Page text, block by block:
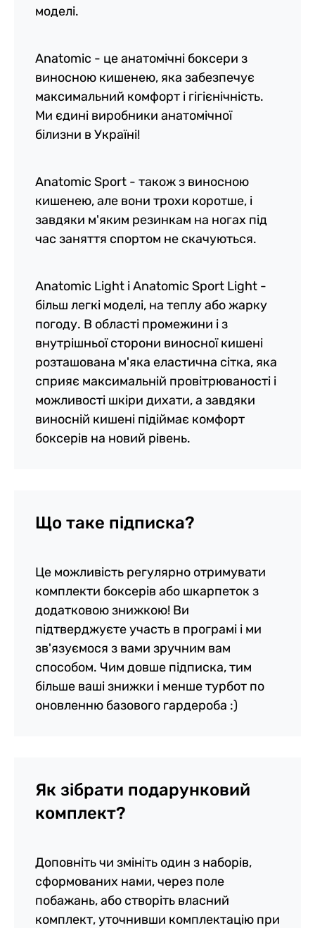
моделі.
Anatomic - це анатомічні боксери з
виносною кишенею, яка забезпечує
максимальний комфорт і гігієнічність.
Ми єдині виробники анатомічної
білизни в Україні!
Anatomic Sport - також з виносною
кишенею, але вони трохи коротше, і
завдяки м'яким резинкам на ногах під
час заняття спортом не скачуються.
Anatomic Light і Anatomic Sport Light -
більш легкі моделі, на теплу або жарку
погоду. В області промежини і з
внутрішньої сторони виносної кишені
розташована м'яка еластична сітка, яка
сприяє максимальній провітрюваності і
можливості шкіри дихати, а завдяки
виносній кишені підіймає комфорт
боксерів на новий рівень.
Що таке підписка?
Це можливість регулярно отримувати
комплекти боксерів або шкарпеток з
додатковою знижкою! Ви
підтверджуєте участь в програмі і ми
зв'язуємося з вами зручним вам
способом. Чим довше підписка, тим
більше ваші знижки і менше турбот по
оновленню базового гардероба :)
Як зібрати подарунковий
комплект?
Доповніть чи змініть один з наборів,
сформованих нами, через поле
побажань, або створіть власний
комплект, уточнивши комплектацію при